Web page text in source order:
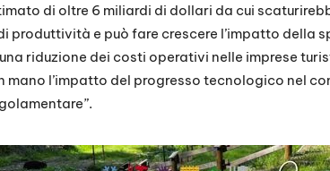
di oltre 6 miliardi di dollari da cui
produttività e può fare crescere l’impatto della
riduzione dei costi operativi nelle imprese
mano l’impatto del progresso tecnologico nel